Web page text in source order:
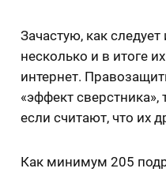
Зачастую, как
несколько и в итоге
интернет.
«эффект
если считают, что их
Как минимум 205